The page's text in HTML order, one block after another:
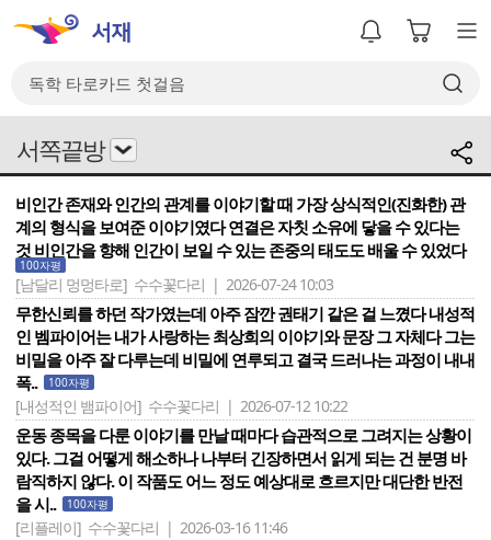
서쪽끝방
비인간 존재와 인간의 관계를 이야기할 때 가장 상식적인(진화한) 관
계의 형식을 보여준 이야기였다 연결은 자칫 소유에 닿을 수 있다는
것 비인간을 향해 인간이 보일 수 있는 존중의 태도도 배울 수 있었다
100자평
[남달리 멍멍타로] 수수꽃다리 | 2026-07-24 10:03
무한신뢰를 하던 작가였는데 아주 잠깐 권태기 같은 걸 느꼈다 내성적
인 벰파이어는 내가 사랑하는 최상희의 이야기와 문장 그 자체다 그는
비밀을 아주 잘 다루는데 비밀에 연루되고 결국 드러나는 과정이 내내
폭..
100자평
[내성적인 뱀파이어] 수수꽃다리 | 2026-07-12 10:22
운동 종목을 다룬 이야기를 만날 때마다 습관적으로 그려지는 상황이
있다. 그걸 어떻게 해소하나 나부터 긴장하면서 읽게 되는 건 분명 바
람직하지 않다. 이 작품도 어느 정도 예상대로 흐르지만 대단한 반전
을 시..
100자평
[리플레이] 수수꽃다리 | 2026-03-16 11:46